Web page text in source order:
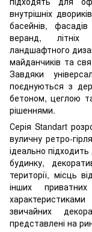
внутрішніх
басейнів, фасадів
веранд, літніх
ландшафтного
майданчиків та
Завдяки
поєднуються з
бетоном, цеглою
рішеннями.
Серія Standart
вуличну ретро-
ідеально
будинку,
території, місць
інших
звичайних
представлені на